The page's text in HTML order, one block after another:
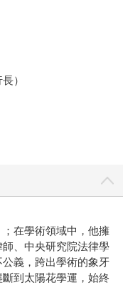
）
在學術領域中，他擁
、中央研究院法律學
義，跨出學術的象牙
到太陽花學運，始終